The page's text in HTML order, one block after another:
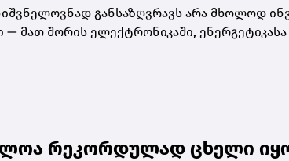
განსაზღვრავს არა მხოლოდ
— მათ შორის ელექტრონიკაში,
რეკორდულად ცხელი